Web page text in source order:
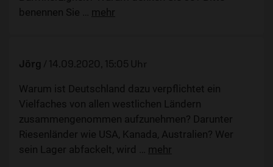
benennen Sie
… mehr
Jörg / 14.09.2020, 15:05 Uhr
Warum ist Deutschland dazu verpflichtet ein
Vielfaches von allen westlichen Ländern
zusammengenommen aufzunehmen? Darunter
Riesenländer wie USA, Kanada, Australien? Wer
sein Lager abfackelt, wird
… mehr